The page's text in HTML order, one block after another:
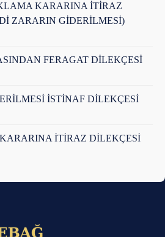
KARARINA İTİRAZ
ZARARIN GİDERİLMESİ)
FERAGAT DİLEKÇESİ
İSTİNAF DİLEKÇESİ
İTİRAZ DİLEKÇESİ